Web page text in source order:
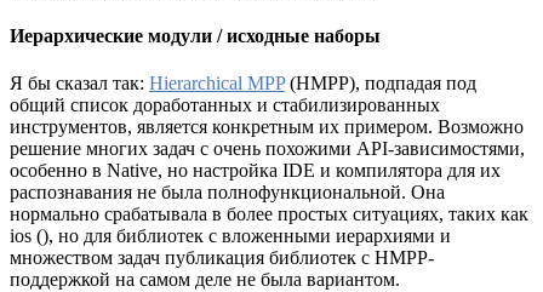
Иерархические модули / исходные наборы
Я бы сказал так: Hierarchical MPP(HMPP), подпадая под
общий список доработанных и стабилизированных
инструментов, является конкретным их примером. Возможно
решение многих задач с очень похожими API-зависимостями,
особенно в Native, но настройка IDE и компилятора для их
распознавания не была полнофункциональной. Она
нормально срабатывала в более простых ситуациях, таких как
ios (), но для библиотек с вложенными иерархиями и
множеством задач публикация библиотек с HMPP-
поддержкой на самом деле не была вариантом.